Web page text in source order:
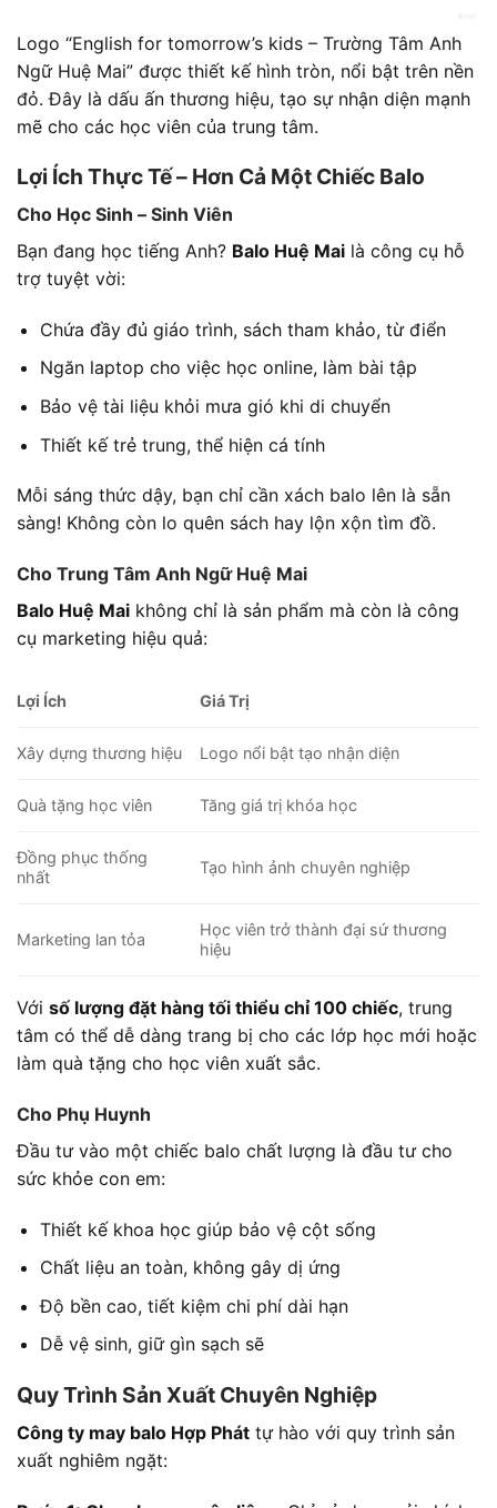
Logo “English for tomorrow’s kids – Trường Tâm Anh
Ngữ Huệ Mai” được thiết kế hình tròn, nổi bật trên nền
đỏ. Đây là dấu ấn thương hiệu, tạo sự nhận diện mạnh
mẽ cho các học viên của trung tâm.
Lợi Ích Thực Tế – Hơn Cả Một Chiếc Balo
Cho Học Sinh – Sinh Viên
Bạn đang học tiếng Anh? Balo Huệ Mai là công cụ hỗ
trợ tuyệt vời:
Chứa đầy đủ giáo trình, sách tham khảo, từ điển
Ngăn laptop cho việc học online, làm bài tập
Bảo vệ tài liệu khỏi mưa gió khi di chuyển
Thiết kế trẻ trung, thể hiện cá tính
Mỗi sáng thức dậy, bạn chỉ cần xách balo lên là sẵn
sàng! Không còn lo quên sách hay lộn xộn tìm đồ.
Cho Trung Tâm Anh Ngữ Huệ Mai
Balo Huệ Mai không chỉ là sản phẩm mà còn là công
cụ marketing hiệu quả:
Lợi Ích Giá Trị
Xây dựng thương hiệu Logo nổi bật tạo nhận diện
Quà tặng học viên Tăng giá trị khóa học
Đồng phục thống
nhất
Tạo hình ảnh chuyên nghiệp
Marketing lan tỏa
Học viên trở thành đại sứ thương
hiệu
Với số lượng đặt hàng tối thiểu chỉ 100 chiếc, trung
tâm có thể dễ dàng trang bị cho các lớp học mới hoặc
làm quà tặng cho học viên xuất sắc.
Cho Phụ Huynh
Đầu tư vào một chiếc balo chất lượng là đầu tư cho
sức khỏe con em:
Thiết kế khoa học giúp bảo vệ cột sống
Chất liệu an toàn, không gây dị ứng
Độ bền cao, tiết kiệm chi phí dài hạn
Dễ vệ sinh, giữ gìn sạch sẽ
Quy Trình Sản Xuất Chuyên Nghiệp
Công ty may balo Hợp Phát tự hào với quy trình sản
xuất nghiêm ngặt: